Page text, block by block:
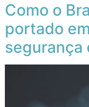
Como o
portado
segurança